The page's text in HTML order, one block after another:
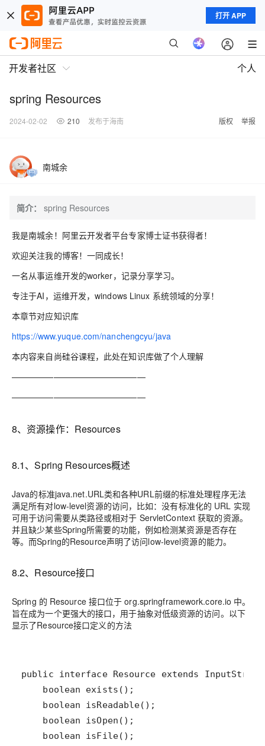
打开 APP
开发者社区 个人
spring Resources
2024-02-02 210 发布于海南 版权 举报
南城余
简介： spring Resources
我是南城余！阿里云开发者平台专家博士证书获得者！
欢迎关注我的博客！一同成长！
一名从事运维开发的worker，记录分享学习。
专注于AI，运维开发，windows Linux 系统领域的分享！
本章节对应知识库
https://www.yuque.com/nanchengcyu/java
本内容来自尚硅谷课程，此处在知识库做了个人理解
————————————————
————————————————
8、资源操作：Resources
8.1、Spring Resources概述
Java的标准java.net.URL类和各种URL前缀的标准处理程序无法
满足所有对low-level资源的访问，比如：没有标准化的 URL 实现
可用于访问需要从类路径或相对于 ServletContext 获取的资源。
并且缺少某些Spring所需要的功能，例如检测某资源是否存在
等。而Spring的Resource声明了访问low-level资源的能力。
8.2、Resource接口
Spring 的 Resource 接口位于 org.springframework.core.io 中。
旨在成为一个更强大的接口，用于抽象对低级资源的访问。以下
显示了Resource接口定义的方法